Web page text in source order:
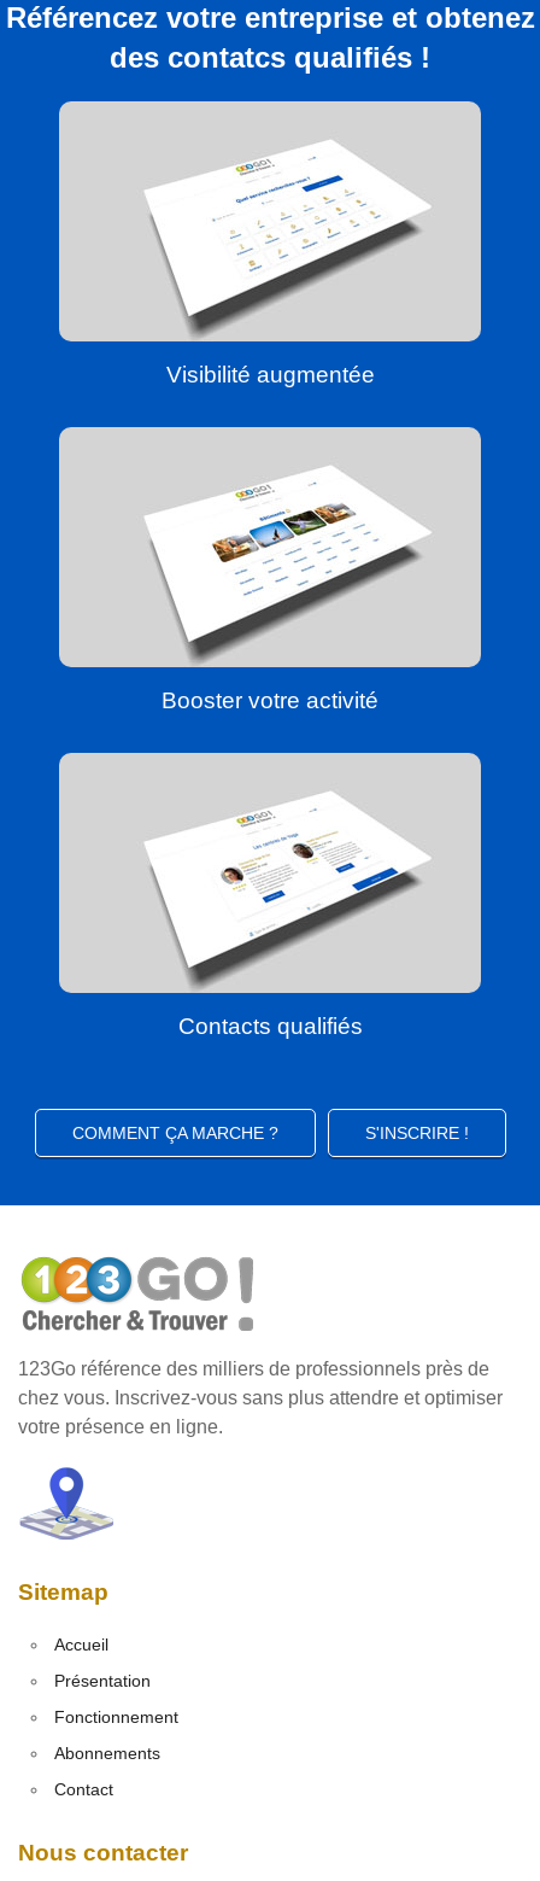
Référencez votre entreprise et obtenez
des contatcs qualifiés !
Visibilité augmentée
Booster votre activité
Contacts qualifiés
COMMENT ÇA MARCHE ? S'INSCRIRE !
123Go référence des milliers de professionnels près de
chez vous. Inscrivez-vous sans plus attendre et optimiser
votre présence en ligne.
Sitemap
Accueil
Présentation
Fonctionnement
Abonnements
Contact
Nous contacter